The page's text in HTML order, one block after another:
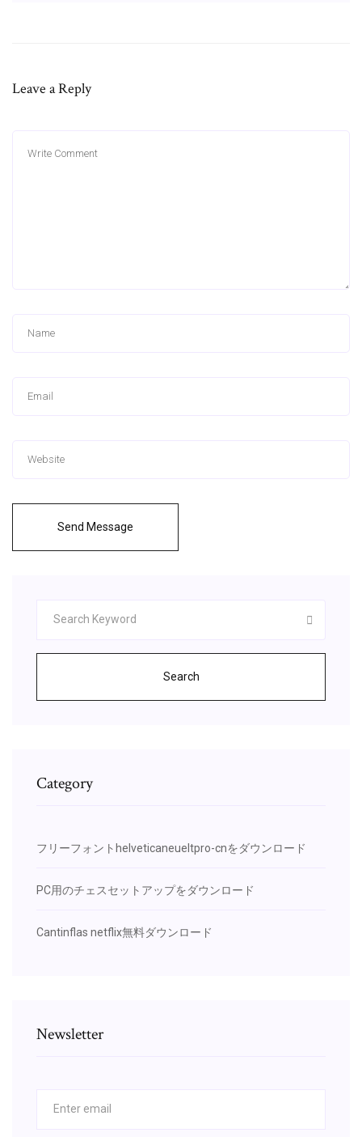
Leave a Reply
Send Message
Search
Category
フリーフォントhelveticaneueltpro-cnをダウンロード
PC用のチェスセットアップをダウンロード
Cantinflas netflix無料ダウンロード
Newsletter